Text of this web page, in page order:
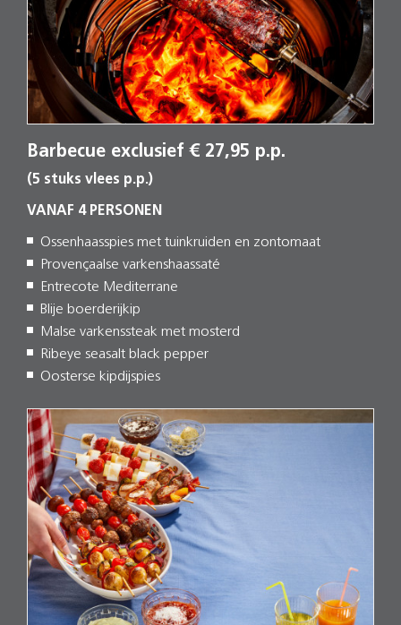
Barbecue exclusief € 27,95 p.p.
(5 stuks vlees p.p.)
VANAF 4 PERSONEN
Ossenhaasspies met tuinkruiden en zontomaat
Provençaalse varkenshaassaté
Entrecote Mediterrane
Blije boerderijkip
Malse varkenssteak met mosterd
Ribeye seasalt black pepper
Oosterse kipdijspies